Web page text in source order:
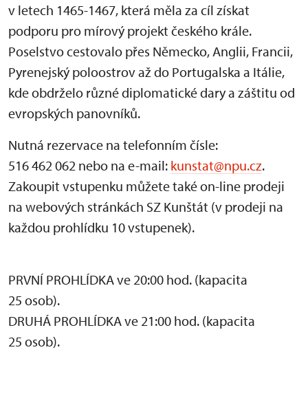
v letech 1465-1467, která měla za cíl získat
podporu pro mírový projekt českého krále.
Poselstvo cestovalo přes Německo, Anglii, Francii,
Pyrenejský poloostrov až do Portugalska a Itálie,
kde obdrželo různé diplomatické dary a záštitu od
evropských panovníků.
Nutná rezervace na telefonním čísle:
516 462 062 nebo na e-mail: kunstat@npu.cz.
Zakoupit vstupenku můžete také on-line prodeji
na webových stránkách SZ Kunštát (v prodeji na
každou prohlídku 10 vstupenek).
PRVNÍ PROHLÍDKA ve 20:00 hod. (kapacita
25 osob).
DRUHÁ PROHLÍDKA ve 21:00 hod. (kapacita
25 osob).